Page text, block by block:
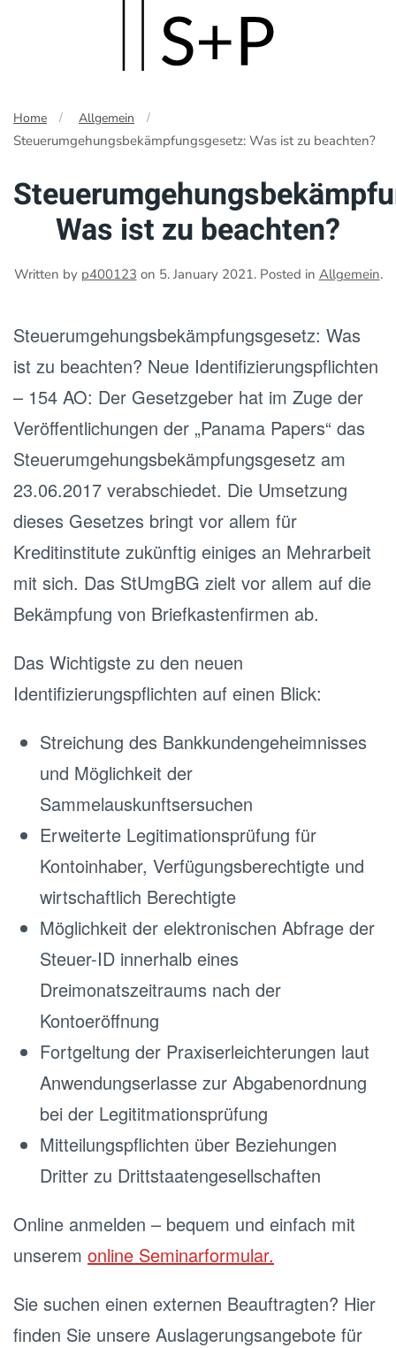
main
content
Home Allgemein
Steuerumgehungsbekämpfungsgesetz: Was ist zu beachten?
Was ist zu beachten?
Written by p400123 on 5. January 2021. Posted in Allgemein.
Steuerumgehungsbekämpfungsgesetz: Was
ist zu beachten? Neue Identifizierungspflichten
– 154 AO: Der Gesetzgeber hat im Zuge der
Veröffentlichungen der „Panama Papers“ das
Steuerumgehungsbekämpfungsgesetz am
23.06.2017 verabschiedet. Die Umsetzung
dieses Gesetzes bringt vor allem für
Kreditinstitute zukünftig einiges an Mehrarbeit
mit sich. Das StUmgBG zielt vor allem auf die
Bekämpfung von Briefkastenfirmen ab.
Das Wichtigste zu den neuen
Identifizierungspflichten auf einen Blick:
Streichung des Bankkundengeheimnisses
und Möglichkeit der
Sammelauskunftsersuchen
Erweiterte Legitimationsprüfung für
Kontoinhaber, Verfügungsberechtigte und
wirtschaftlich Berechtigte
Möglichkeit der elektronischen Abfrage der
Steuer-ID innerhalb eines
Dreimonatszeitraums nach der
Kontoeröffnung
Fortgeltung der Praxiserleichterungen laut
Anwendungserlasse zur Abgabenordnung
bei der Legititmationsprüfung
Mitteilungspflichten über Beziehungen
Dritter zu Drittstaatengesellschaften
Online anmelden – bequem und einfach mit
unserem online Seminarformular.
Sie suchen einen externen Beauftragten? Hier
finden Sie unsere Auslagerungsangebote für